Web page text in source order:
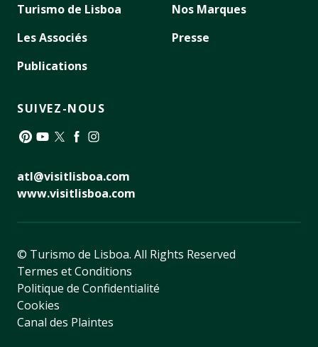
Turismo de Lisboa
Les Associés
Publications
Nos Marques
Presse
SUIVEZ-NOUS
atl@visitlisboa.com
www.visitlisboa.com
© Turismo de Lisboa. All Rights Reserved
Termes et Conditions
Politique de Confidentialité
Cookies
Canal des Plaintes